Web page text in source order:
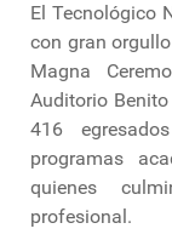
El Tecnológico
con gran
Magna
Auditorio
416
programas
quienes
profesional.